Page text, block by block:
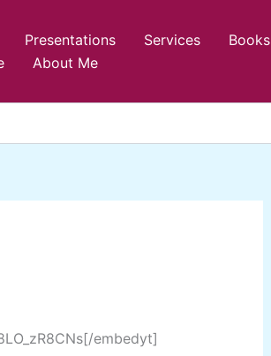
Presentations Services Books
About Me
embedyt]